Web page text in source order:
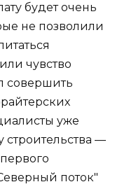
будет очень
не позволили
чувство
совершить
уже
строительства —
поток"